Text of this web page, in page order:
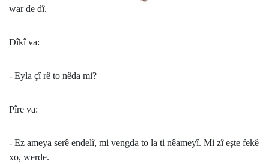
war de dî.
Dîkî va:
- Eyla çî rê to nêda mi?
Pîre va:
- Ez ameya serê endelî, mi vengda to la ti nêameyî. Mi zî eşte fekê
xo, werde.